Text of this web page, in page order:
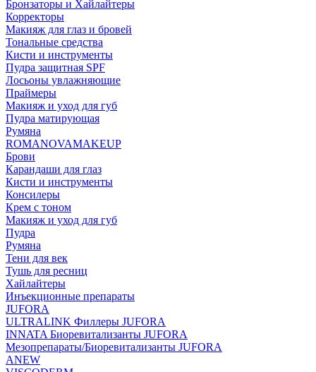
Бронзаторы и Хайлайтеры
Корректоры
Макияж для глаз и бровей
Тональные средства
Кисти и инструменты
Пудра защитная SPF
Лосьоны увлажняющие
Праймеры
Макияж и уход для губ
Пудра матирующая
Румяна
ROMANOVAMAKEUP
Брови
Карандаши для глаз
Кисти и инструменты
Консилеры
Крем с тоном
Макияж и уход для губ
Пудра
Румяна
Тени для век
Тушь для ресниц
Хайлайтеры
Инъекционные препараты
JUFORA
ULTRALINK Филлеры JUFORA
INNATA Биоревитализанты JUFORA
Мезопрепараты/Биоревитализанты JUFORA
ANEW